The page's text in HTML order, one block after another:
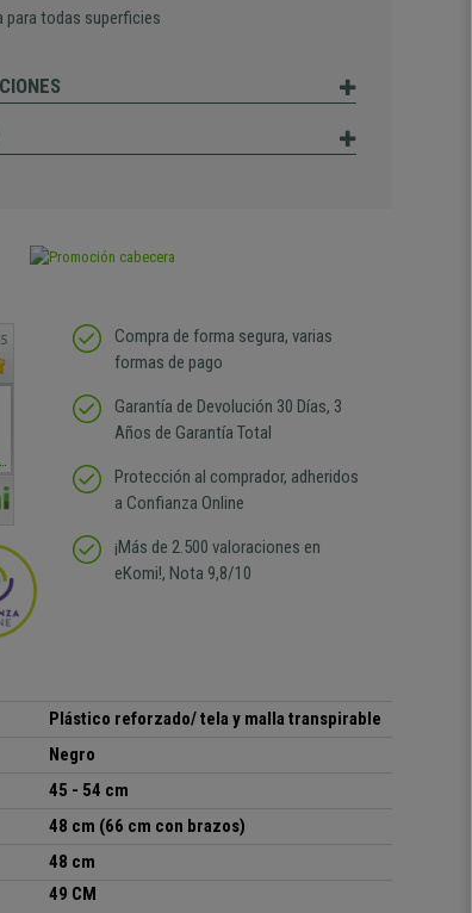
para todas superficies
Muy buena atención de
cara al asesoramiento
comercial y el envío ha
Si estoy contento
Excelente relacion
calidad precio Plazo de
Compra de forma segura, varias
formas de pago
Garantía de Devolución 30 Días, 3
Años de Garantía Total
Protección al comprador, adheridos
a Confianza Online
¡Más de 2.500 valoraciones en
eKomi!, Nota 9,8/10
Plástico reforzado/ tela y malla transpirable
Negro
45 - 54 cm
48 cm (66 cm con brazos)
48 cm
49 CM